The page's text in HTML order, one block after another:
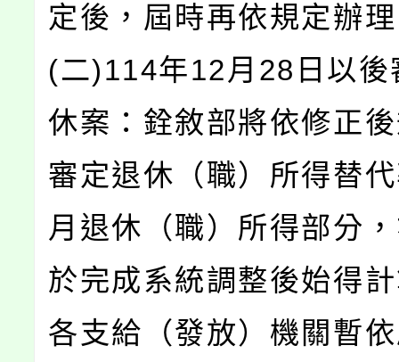
定後，屆時再依規定辦理
(二)114年12月28日以後
休案：銓敘部將依修正
審定退休（職）所得替
月退休（職）所得部分
於完成系統調整後始得
各支給（發放）機關暫